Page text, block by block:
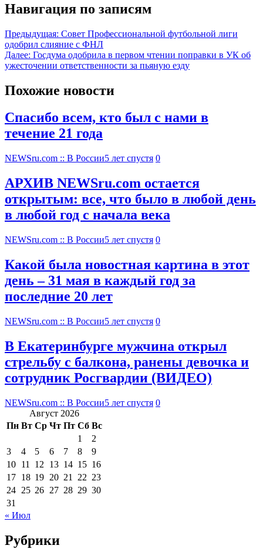
Навигация по записям
Предыдущая: Совет Профессиональной футбольной лиги
одобрил слияние с ФНЛ
Далее: Госдума одобрила в первом чтении поправки в УК об
ужесточении ответственности за пьяную езду
Похожие новости
Спасибо всем, кто был с нами в
течение 21 года
NEWSru.com :: В России5 лет спустя 0
АРХИВ NEWSru.com остается
открытым: все, что было в любой день
в любой год с начала века
NEWSru.com :: В России5 лет спустя 0
Какой была новостная картина в этот
день – 31 мая в каждый год за
последние 20 лет
NEWSru.com :: В России5 лет спустя 0
В Екатеринбурге мужчина открыл
стрельбу с балкона, ранены девочка и
сотрудник Росгвардии (ВИДЕО)
NEWSru.com :: В России5 лет спустя 0
Август 2026
Пн Вт Ср Чт Пт Сб Вс
1
2
3
4 5 6 7 8
9
10 11 12 13 14 15 16
17 18 19 20 21 22 23
24 25 26 27 28 29 30
31
« Июл
Рубрики